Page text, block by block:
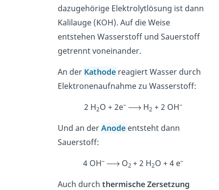
dazugehörige Elektrolytlösung ist dann
Kalilauge (KOH). Auf die Weise
entstehen Wasserstoff und Sauerstoff
getrennt voneinander.
An der Kathode reagiert Wasser durch
Elektronenaufnahme zu Wasserstoff:
2 H2O + 2e– H2 + 2 OH–
Und an derAnode entsteht dann
Sauerstoff:
4 OH– O2+ 2 H2O + 4 e–
Auch durch thermische Zersetzung